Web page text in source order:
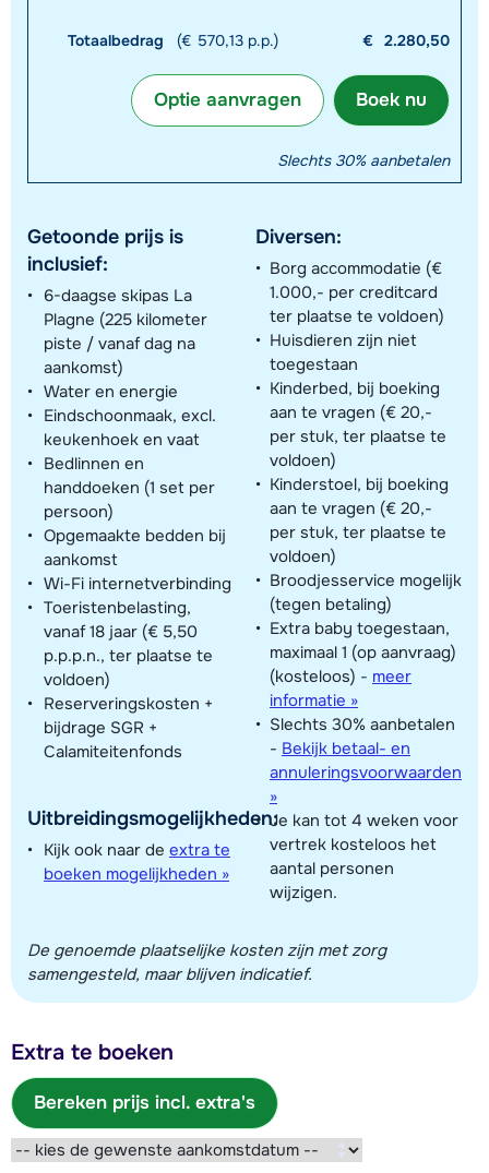
Totaalbedrag (€ 570,13 p.p.) € 2.280,50
Boek nu
Optie aanvragen
Slechts 30% aanbetalen
Getoonde prijs is
inclusief:
6-daagse skipas La
Plagne (225 kilometer
piste / vanaf dag na
aankomst)
Water en energie
Eindschoonmaak, excl.
keukenhoek en vaat
Bedlinnen en
handdoeken (1 set per
persoon)
Opgemaakte bedden bij
aankomst
Wi-Fi internetverbinding
Toeristenbelasting,
vanaf 18 jaar (€ 5,50
p.p.p.n., ter plaatse te
voldoen)
Reserveringskosten +
bijdrage SGR +
Calamiteitenfonds
Uitbreidingsmogelijkheden:
Kijk ook naar de extra te
boeken mogelijkheden »
Diversen:
Borg accommodatie (€
1.000,- per creditcard
ter plaatse te voldoen)
Huisdieren zijn niet
toegestaan
Kinderbed, bij boeking
aan te vragen (€ 20,-
per stuk, ter plaatse te
voldoen)
Kinderstoel, bij boeking
aan te vragen (€ 20,-
per stuk, ter plaatse te
voldoen)
Broodjesservice mogelijk
(tegen betaling)
Extra baby toegestaan,
maximaal 1 (op aanvraag)
(kosteloos) - meer
informatie »
Slechts 30% aanbetalen
- Bekijk betaal- en
annuleringsvoorwaarden
»
Je kan tot 4 weken voor
vertrek kosteloos het
aantal personen
wijzigen.
De genoemde plaatselijke kosten zijn met zorg
samengesteld, maar blijven indicatief.
Extra te boeken
Bereken prijs incl. extra's